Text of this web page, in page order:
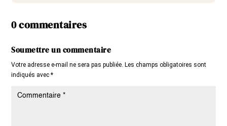
0 commentaires
Soumettre un commentaire
Votre adresse e-mail ne sera pas publiée. Les champs obligatoires sont
indiqués avec*